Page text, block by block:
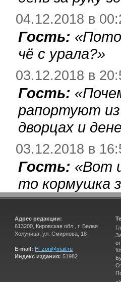
04.12.2018 в
Гость: «
чё с урала?»
03.12.2018 в
Гость: «
рапортуют из
дворцах и
03.12.2018 в
Гость: «Вот
то кормушка
Адрес редакции:
613200, Кировская обл., г. Белая
Холуница, ул. Смирнова, 18
E-mail: H_zori@mail.ru
Индекс издания: 51982